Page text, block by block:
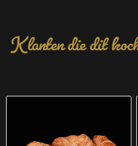
Klanten die dit